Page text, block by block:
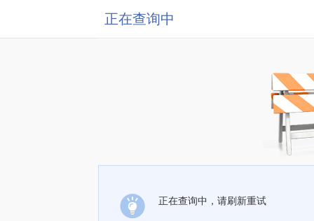
正在查询中
正在查询中，请刷新重试